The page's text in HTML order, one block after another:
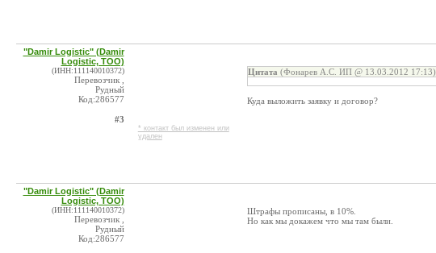
"Damir Logistic" (Damir
Logistic, ТОО)
(ИНН:111140010372)
Перевозчик ,
Рудный
Код:286577
#3
* контакт был изменен или
удален
Цитата (Фонарев А.С. ИП @ 13.03.2012 17:13)
Куда выложить заявку и договор?
"Damir Logistic" (Damir
Logistic, ТОО)
(ИНН:111140010372)
Перевозчик ,
Рудный
Код:286577
Штрафы прописаны, в 10%.
Но как мы докажем что мы там были.